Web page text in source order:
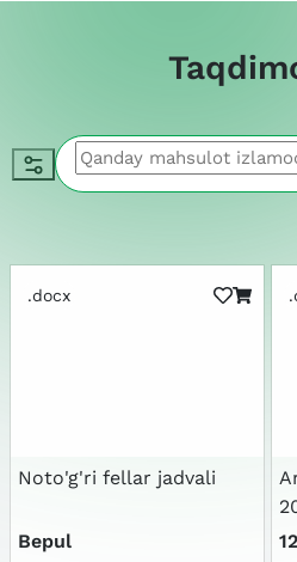
.docx
Noto'g'ri fellar jadvali
Bepul